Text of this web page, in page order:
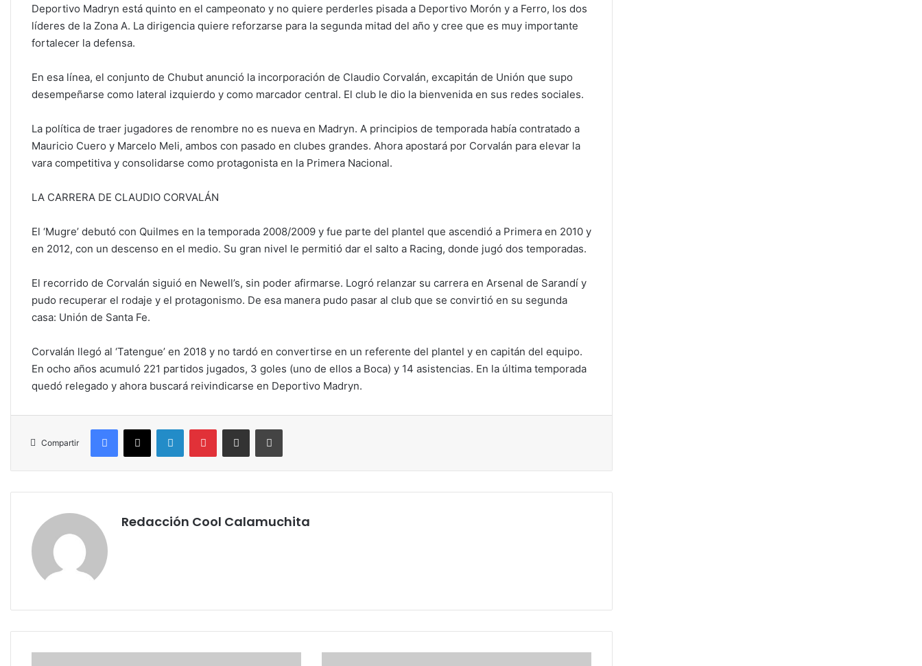
Deportivo Madryn está quinto en el campeonato y no quiere perderles pisada a Deportivo Morón y a Ferro, los dos
líderes de la Zona A. La dirigencia quiere reforzarse para la segunda mitad del año y cree que es muy importante
fortalecer la defensa.
En esa línea, el conjunto de Chubut anunció la incorporación de Claudio Corvalán, excapitán de Unión que supo
desempeñarse como lateral izquierdo y como marcador central. El club le dio la bienvenida en sus redes sociales.
La política de traer jugadores de renombre no es nueva en Madryn. A principios de temporada había contratado a
Mauricio Cuero y Marcelo Meli, ambos con pasado en clubes grandes. Ahora apostará por Corvalán para elevar la
vara competitiva y consolidarse como protagonista en la Primera Nacional.
LA CARRERA DE CLAUDIO CORVALÁN
El ‘Mugre’ debutó con Quilmes en la temporada 2008/2009 y fue parte del plantel que ascendió a Primera en 2010 y
en 2012, con un descenso en el medio. Su gran nivel le permitió dar el salto a Racing, donde jugó dos temporadas.
El recorrido de Corvalán siguió en Newell’s, sin poder afirmarse. Logró relanzar su carrera en Arsenal de Sarandí y
pudo recuperar el rodaje y el protagonismo. De esa manera pudo pasar al club que se convirtió en su segunda
casa: Unión de Santa Fe.
Corvalán llegó al ‘Tatengue’ en 2018 y no tardó en convertirse en un referente del plantel y en capitán del equipo.
En ocho años acumuló 221 partidos jugados, 3 goles (uno de ellos a Boca) y 14 asistencias. En la última temporada
quedó relegado y ahora buscará reivindicarse en Deportivo Madryn.
Compartir
Facebook
X LinkedInPinterestCompartir por correo electrónicoImprimir
Redacción Cool Calamuchita